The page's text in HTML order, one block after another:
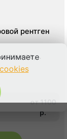
рентген
от 1100
p.